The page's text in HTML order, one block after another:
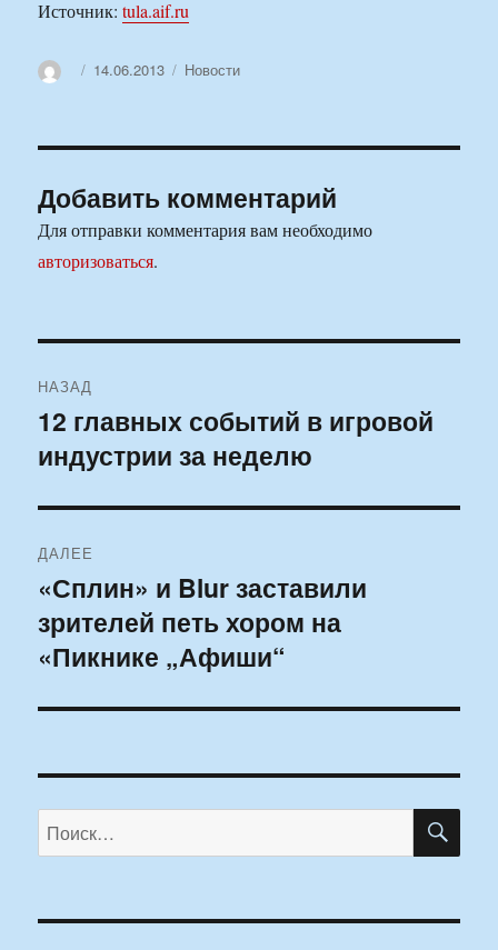
Источник:tula.aif.ru
АвторОпубликовано
14.06.2013 Рубрики
Новости
Добавить комментарий
Для отправки комментария вам необходимо
авторизоваться.
по
записям
НАЗАД
Предыдущая
запись:
12 главных событий в игровой
индустрии за неделю
ДАЛЕЕ
Следующая
запись:
«Сплин» и Blur заставили
зрителей петь хором на
«Пикнике „Афиши“
Искать: